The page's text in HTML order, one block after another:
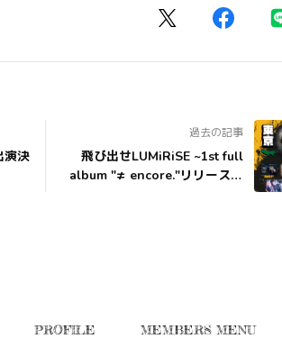
演決
過去の記事
飛び出せLUMiRiSE ~1st full
album "≠ encore."リリースツ
PROFILE MEMBERS MENU